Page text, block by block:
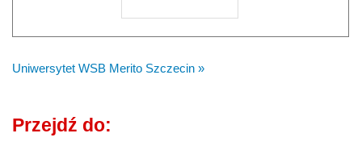
Uniwersytet WSB Merito Szczecin »
Przejdź do: